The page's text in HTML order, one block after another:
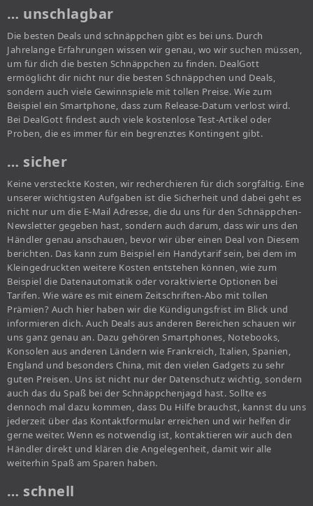
… unschlagbar
Die besten Deals und schnäppchen gibt es bei uns. Durch
Jahrelange Erfahrungen wissen wir genau, wo wir suchen müssen,
um für dich die besten Schnäppchen zu finden. DealGott
ermöglicht dir nicht nur die besten Schnäppchen und Deals,
sondern auch viele Gewinnspiele mit tollen Preise. Wie zum
Beispiel ein Smartphone, dass zum Release-Datum verlost wird.
Bei DealGott findest auch viele kostenlose Test-Artikel oder
Proben, die es immer für ein begrenztes Kontingent gibt.
… sicher
Keine versteckte Kosten, wir recherchieren für dich sorgfältig. Eine
unserer wichtigsten Aufgaben ist die Sicherheit und dabei geht es
nicht nur um die E-Mail Adresse, die du uns für den Schnäppchen-
Newsletter gegeben hast, sondern auch darum, dass wir uns den
Händler genau anschauen, bevor wir über einen Deal von Diesem
berichten. Das kann zum Beispiel ein Handytarif sein, bei dem im
Kleingedruckten weitere Kosten entstehen können, wie zum
Beispiel die Datenautomatik oder voraktivierte Optionen bei
Tarifen. Wie wäre es mit einem Zeitschriften-Abo mit tollen
Prämien? Auch hier haben wir die Kündigungsfrist im Blick und
informieren dich. Auch Deals aus anderen Bereichen schauen wir
uns ganz genau an. Dazu gehören Smartphones, Notebooks,
Konsolen aus anderen Ländern wie Frankreich, Italien, Spanien,
England und besonders China, mit den vielen Gadgets zu sehr
guten Preisen. Uns ist nicht nur der Datenschutz wichtig, sondern
auch das du Spaß bei der Schnäppchenjagd hast. Sollte es
dennoch mal dazu kommen, dass Du Hilfe brauchst, kannst du uns
jederzeit über das Kontaktformular erreichen und wir helfen dir
gerne weiter. Wenn es notwendig ist, kontaktieren wir auch den
Händler direkt und klären die Angelegenheit, damit wir alle
weiterhin Spaß am Sparen haben.
… schnell